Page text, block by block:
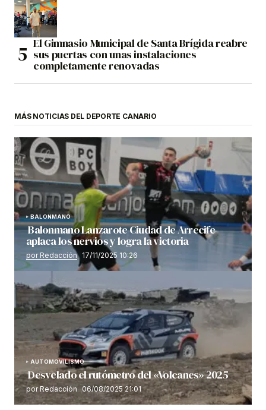
El Gimnasio Municipal de Santa Brígida reabre
sus puertas con unas instalaciones
completamente renovadas
MÁS NOTICIAS DEL DEPORTE CANARIO
BALONMANO
Balonmano Lanzarote Ciudad de Arrecife
aplaca los nervios y logra la victoria
por Redacción 17/11/2025 10:26
AUTOMOVILISMO
Desvelado el rutómetro del «Volcanes» 2025
por Redacción 06/08/2025 21:01